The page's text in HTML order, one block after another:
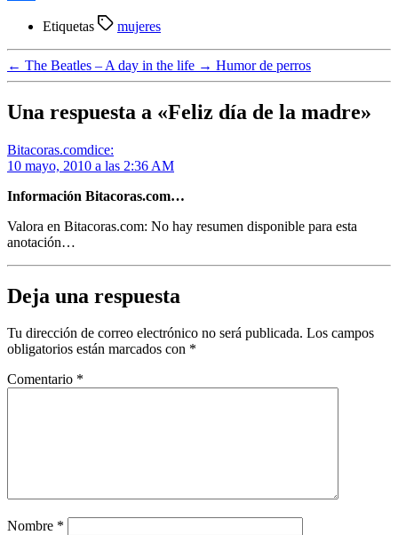
Etiquetas mujeres
← The Beatles – A day in the life → Humor de perros
Una respuesta a «Feliz día de la madre»
Bitacoras.comdice:
10 mayo, 2010 a las 2:36 AM
Información Bitacoras.com…
Valora en Bitacoras.com: No hay resumen disponible para esta
anotación…
Deja una respuesta
Tu dirección de correo electrónico no será publicada. Los campos
obligatorios están marcados con *
Comentario *
Nombre *